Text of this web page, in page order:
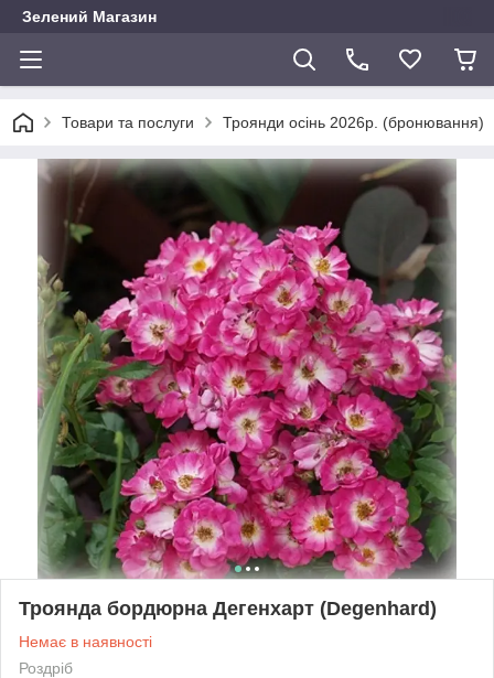
Зелений Магазин
Товари та послуги Троянди осінь 2026р. (бронювання)
Троянда бордюрна Дегенхарт (Degenhard)
Немає в наявності
Роздріб